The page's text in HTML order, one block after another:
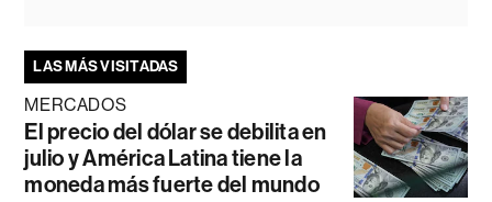
LAS MÁS VISITADAS
MERCADOS
El precio del dólar se debilita en
julio y América Latina tiene la
moneda más fuerte del mundo